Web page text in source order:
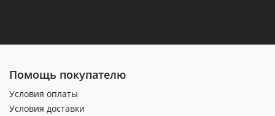
Помощь покупателю
Условия оплаты
Условия доставки